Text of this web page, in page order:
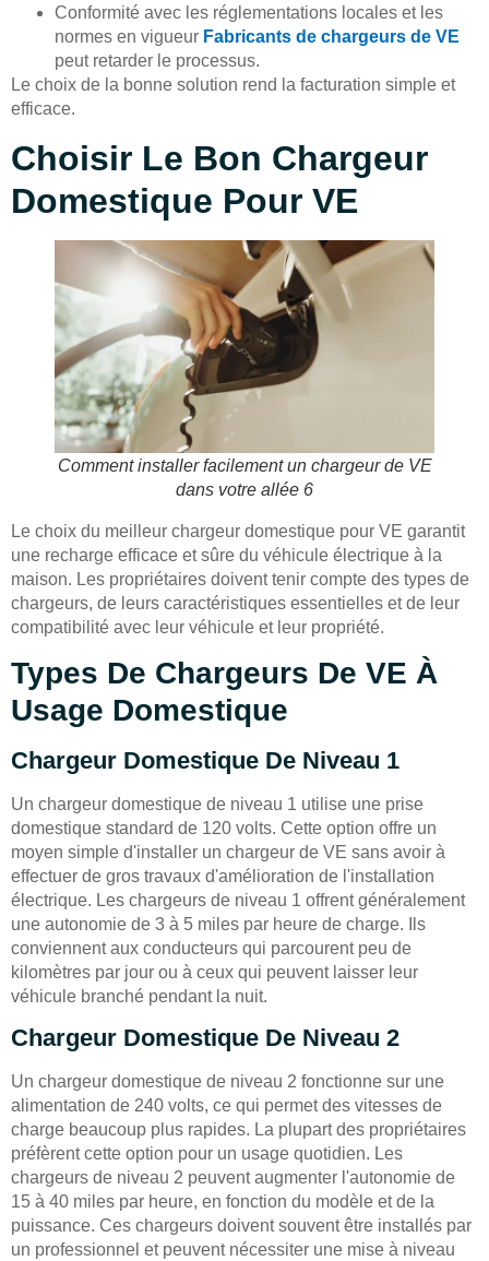
Conformité avec les réglementations locales et les
normes en vigueur Fabricants de chargeurs de VE
peut retarder le processus.
Le choix de la bonne solution rend la facturation simple et
efficace.
Choisir Le Bon Chargeur
Domestique Pour VE
Comment installer facilement un chargeur de VE
dans votre allée 6
Le choix du meilleur chargeur domestique pour VE garantit
une recharge efficace et sûre du véhicule électrique à la
maison. Les propriétaires doivent tenir compte des types de
chargeurs, de leurs caractéristiques essentielles et de leur
compatibilité avec leur véhicule et leur propriété.
Types De Chargeurs De VE À
Usage Domestique
Chargeur Domestique De Niveau 1
Un chargeur domestique de niveau 1 utilise une prise
domestique standard de 120 volts. Cette option offre un
moyen simple d'installer un chargeur de VE sans avoir à
effectuer de gros travaux d'amélioration de l'installation
électrique. Les chargeurs de niveau 1 offrent généralement
une autonomie de 3 à 5 miles par heure de charge. Ils
conviennent aux conducteurs qui parcourent peu de
kilomètres par jour ou à ceux qui peuvent laisser leur
véhicule branché pendant la nuit.
Chargeur Domestique De Niveau 2
Un chargeur domestique de niveau 2 fonctionne sur une
alimentation de 240 volts, ce qui permet des vitesses de
charge beaucoup plus rapides. La plupart des propriétaires
préfèrent cette option pour un usage quotidien. Les
chargeurs de niveau 2 peuvent augmenter l'autonomie de
15 à 40 miles par heure, en fonction du modèle et de la
puissance. Ces chargeurs doivent souvent être installés par
un professionnel et peuvent nécessiter une mise à niveau